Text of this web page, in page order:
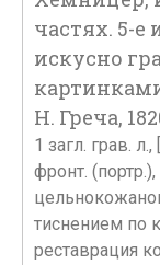
частях. 5-е
искусно
Н. Греча,
1 загл. грав.
фронт.
тиснением по
реставрация